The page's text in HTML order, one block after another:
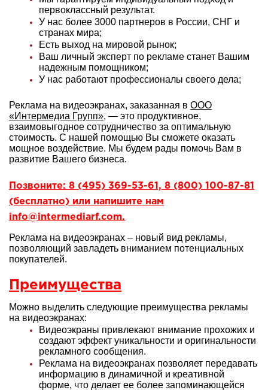
первоклассный результат.
У нас более 3000 партнеров в России, СНГ и
странах мира;
Есть выход на мировой рынок;
Ваш личный эксперт по рекламе станет Вашим
надежным помощником;
У нас работают профессионалы своего дела;
Реклама на видеоэкранах, заказанная в ООО
«Интермедиа Групп», — это продуктивное,
взаимовыгодное сотрудничество за оптимальную
стоимость. С нашей помощью Вы сможете оказать
мощное воздействие. Мы будем рады помочь Вам в
развитие Вашего бизнеса.
Позвоните: 8 (495) 369-53-61, 8 (800) 100-87-81
(бесплатно) или напишите нам
info@intermediarf.com.
Реклама на видеоэкранах – новый вид рекламы,
позволяющий завладеть вниманием потенциальных
покупателей.
Преимущества
Можно выделить следующие преимущества рекламы
на видеоэкранах:
Видеоэкраны привлекают внимание прохожих и
создают эффект уникальности и оригинальности
рекламного сообщения.
Реклама на видеоэкранах позволяет передавать
информацию в динамичной и креативной
форме, что делает ее более запоминающейся